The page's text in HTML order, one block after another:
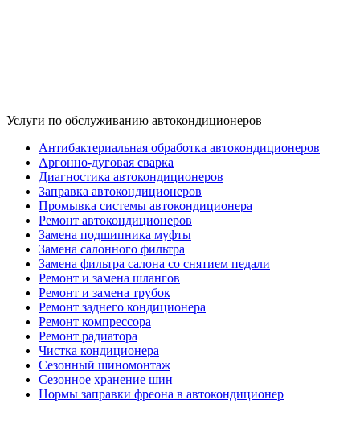
Услуги по обслуживанию автокондиционеров
Антибактериальная обработка автокондиционеров
Аргонно-дуговая сварка
Диагностика автокондиционеров
Заправка автокондиционеров
Промывка системы автокондиционера
Ремонт автокондиционеров
Замена подшипника муфты
Замена салонного фильтра
Замена фильтра салона со снятием педали
Ремонт и замена шлангов
Ремонт и замена трубок
Ремонт заднего кондиционера
Ремонт компрессора
Ремонт радиатора
Чистка кондиционера
Сезонный шиномонтаж
Сезонное хранение шин
Нормы заправки фреона в автокондиционер